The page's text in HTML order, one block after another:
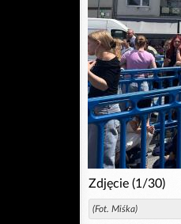
Zdjęcie (1/30)
(Fot. Miśka)